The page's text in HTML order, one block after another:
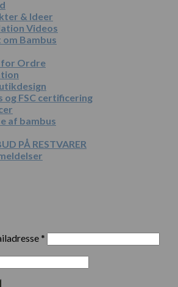
& Ideer
Videos
Bambus
for Ordre
og FSC certificering
af bambus
PÅ RESTVARER
*